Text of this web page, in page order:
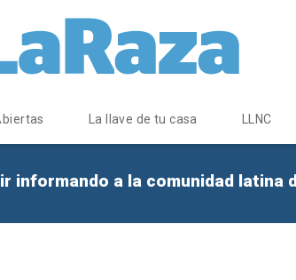
La llave de tu casa LLNC
informando a la comunidad latina